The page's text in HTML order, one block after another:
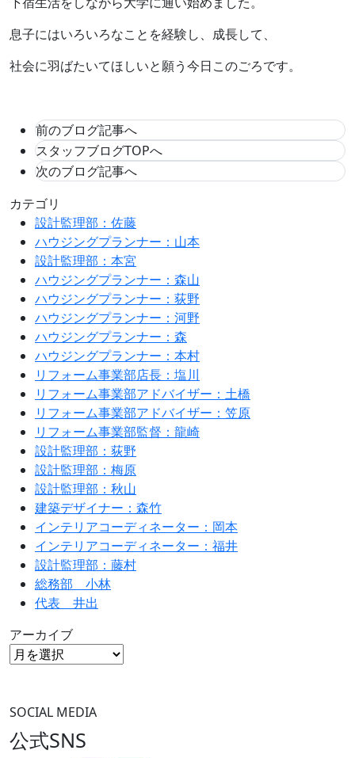
息子にはいろいろなことを経験し、成長して、
社会に羽ばたいてほしいと願う今日このごろです。
前のブログ記事へ
スタッフブログTOPへ
次のブログ記事へ
カテゴリ
設計監理部：佐藤
ハウジングプランナー：山本
設計監理部：本宮
ハウジングプランナー：森山
ハウジングプランナー：荻野
ハウジングプランナー：河野
ハウジングプランナー：森
ハウジングプランナー：本村
リフォーム事業部店長：塩川
リフォーム事業部アドバイザー：土橋
リフォーム事業部アドバイザー：笠原
リフォーム事業部監督：龍崎
設計監理部：荻野
設計監理部：梅原
設計監理部：秋山
建築デザイナー：森竹
インテリアコーディネーター：岡本
インテリアコーディネーター：福井
設計監理部：藤村
総務部 小林
代表 井出
アーカイブ
SOCIAL MEDIA
公式SNS